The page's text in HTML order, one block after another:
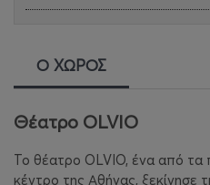
Ο ΧΩΡΟΣ
Θέατρο OLVIO
To θέατρο OLVIO, ένα από τα
κέντρο της Αθήνας, ξεκίνησε